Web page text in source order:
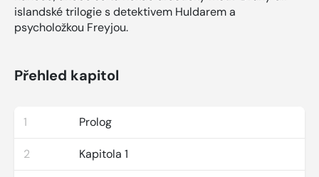
islandské trilogie s detektivem Huldarem a
psycholožkou Freyjou.
Přehled kapitol
1 Prolog
2 Kapitola 1